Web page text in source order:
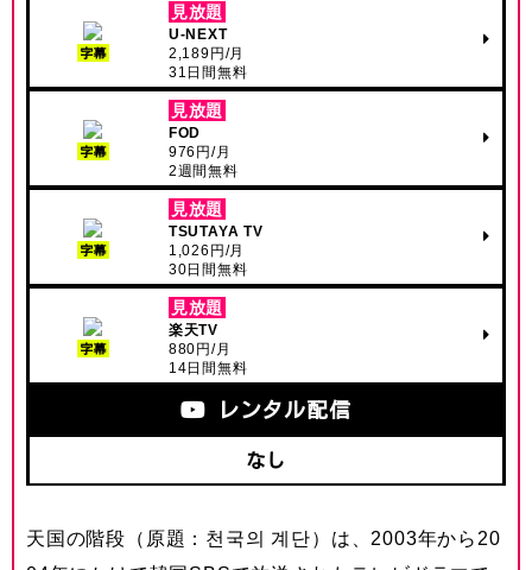
字幕
見放題
U-NEXT
2,189円/月
31日間無料
字幕
見放題
FOD
976円/月
2週間無料
字幕
見放題
TSUTAYA TV
1,026円/月
30日間無料
字幕
見放題
楽天TV
880円/月
14日間無料
レンタル配信
なし
天国の階段（原題：천국의 계단）は、2003年から20